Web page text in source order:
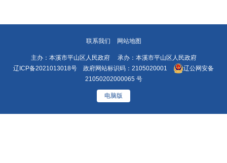
联系我们 网站地图
主办：本溪市平山区人民政府 承办：本溪市平山区人民政府
辽ICP备2021013018号 政府网站标识码：2105020001
辽公网安备
21050202000065 号
电脑版